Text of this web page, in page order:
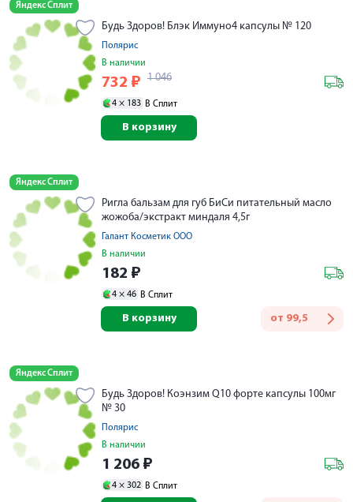
Яндекс Сплит
Будь Здоров! Блэк Иммуно4 капсулы № 120
Полярис
В наличии
732 ₽ 1 046
4 × 183 В Сплит
В корзину
Яндекс Сплит
Ригла бальзам для губ БиСи питательный масло
жожоба/экстракт миндаля 4,5г
Галант Косметик ООО
В наличии
182 ₽
4 × 46 В Сплит
от 99,5
В корзину
Яндекс Сплит
Будь Здоров! Коэнзим Q10 форте капсулы 100мг
№ 30
Полярис
В наличии
1 206 ₽
4 × 302 В Сплит